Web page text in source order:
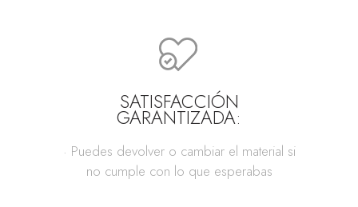
SATISFACCIÓN
GARANTIZADA:
· Puedes devolver o cambiar el material si
no cumple con lo que esperabas